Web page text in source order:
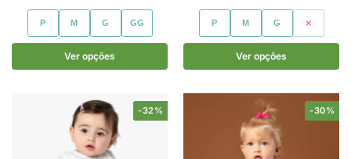
P M G GG
Ver opções
P M G GG
Ver opções
-32% -30%